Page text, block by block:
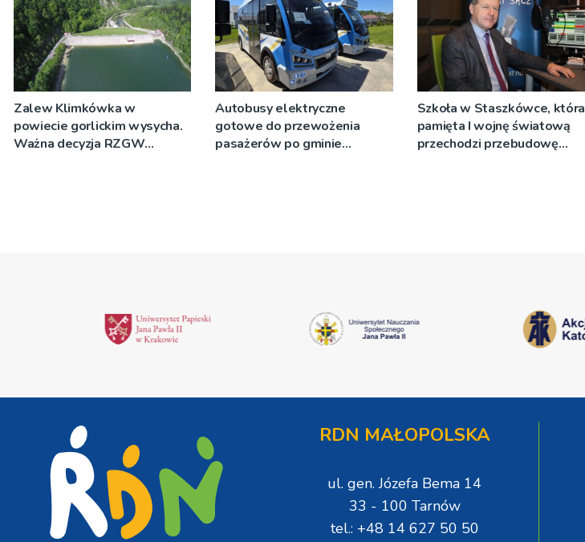
Zalew Klimkówka w
powiecie gorlickim wysycha.
Ważna decyzja RZGW
Autobusy elektryczne
gotowe do przewożenia
pasażerów po gminie
Szkoła w Staszkówce, która
pamięta I wojnę światową
przechodzi przebudowę
RDN MAŁOPOLSKA
ul. gen. Józefa Bema 14
33 - 100 Tarnów
tel.: +48 14 627 50 50